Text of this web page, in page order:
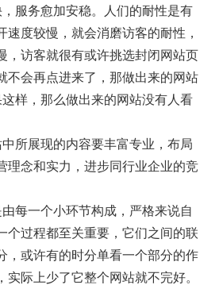
服务愈加安稳。人们的耐性是有
速度较慢，就会消磨访客的耐性，
，访客就很有或许挑选封闭网站页
不会再点进来了，那做出来的网站
样，那么做出来的网站没有人看
所展现的内容要丰富专业，布局
理念和实力，进步同行业企业的竞
每一个小环节构成，严格来说自
个过程都至关重要，它们之间的联
，或许有的时分单看一个部分的作
实际上少了它整个网站就不完好。